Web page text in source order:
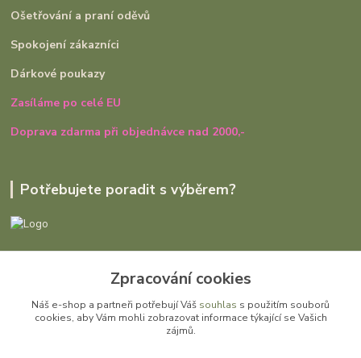
Ošetřování a praní oděvů
Spokojení zákazníci
Dárkové poukazy
Zasíláme po celé EU
Doprava zdarma při objednávce nad 2000,-
Potřebujete poradit s výběrem?
+420 727 979 401
info@gomi.cz
Zpracování cookies
Náš e-shop a partneři potřebují Váš souhlas s použitím souborů
cookies, aby Vám mohli zobrazovat informace týkající se Vašich
zájmů.